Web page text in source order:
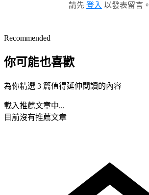
請先 登入 以發表留言。
Recommended
你可能也喜歡
為你精選 3 篇值得延伸閱讀的內容
載入推薦文章中...
目前沒有推薦文章